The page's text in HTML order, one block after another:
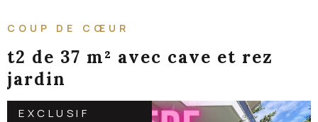
COUP DE CŒUR
t2 de 37 m² avec cave et rez
jardin
EXCLUSIF